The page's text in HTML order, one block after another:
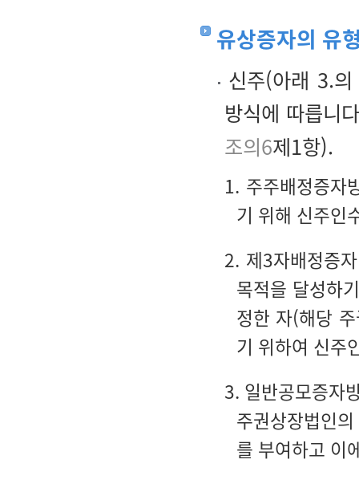
유상증자의 유
신주(아래 3.
방식에 따릅니
조의6제1항).
1. 주주배정증자
기 위해 신주인
2. 제3자배정증
목적을 달성하
정한 자(해당
기 위하여 신주
3. 일반공모증자
주권상장법인
를 부여하고 이